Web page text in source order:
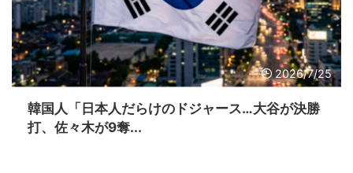
2026/7/25
韓国人「日本人だらけのドジャース…大谷が決勝
打、佐々木が9奪...